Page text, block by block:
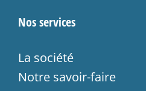
Nos services
La société
Notre savoir-faire